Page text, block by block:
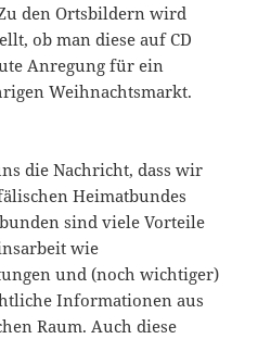
den Ortsbildern wird
ob man diese auf CD
Anregung für ein
Weihnachtsmarkt.
die Nachricht, dass wir
Heimatbundes
sind viele Vorteile
wie
und (noch wichtiger)
Informationen aus
Raum. Auch diese